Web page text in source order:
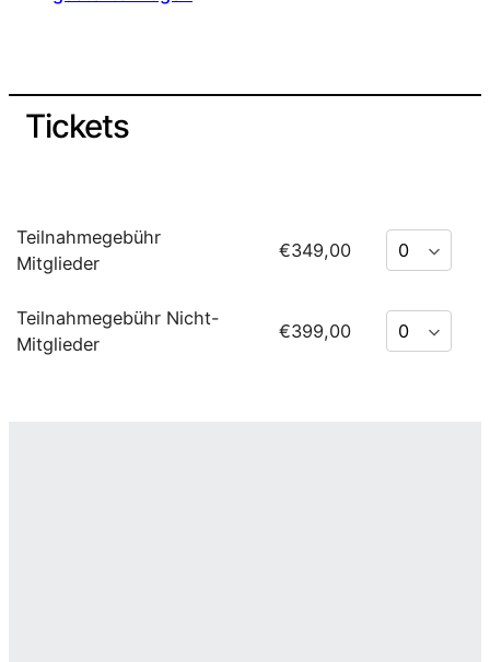
Tickets
Teilnahmegebühr
Mitglieder
€349,00
Teilnahmegebühr Nicht-
Mitglieder
€399,00